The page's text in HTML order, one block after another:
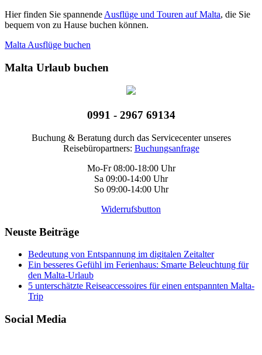
Hier finden Sie spannende Ausflüge und Touren auf Malta, die Sie
bequem von zu Hause buchen können.
Malta Ausflüge buchen
Malta Urlaub buchen
0991 - 2967 69134
Buchung & Beratung durch das Servicecenter unseres
Reisebüropartners: Buchungsanfrage
Mo-Fr 08:00-18:00 Uhr
Sa 09:00-14:00 Uhr
So 09:00-14:00 Uhr
Widerrufsbutton
Neuste Beiträge
Bedeutung von Entspannung im digitalen Zeitalter
Ein besseres Gefühl im Ferienhaus: Smarte Beleuchtung für
den Malta-Urlaub
5 unterschätzte Reiseaccessoires für einen entspannten Malta-
Trip
Social Media